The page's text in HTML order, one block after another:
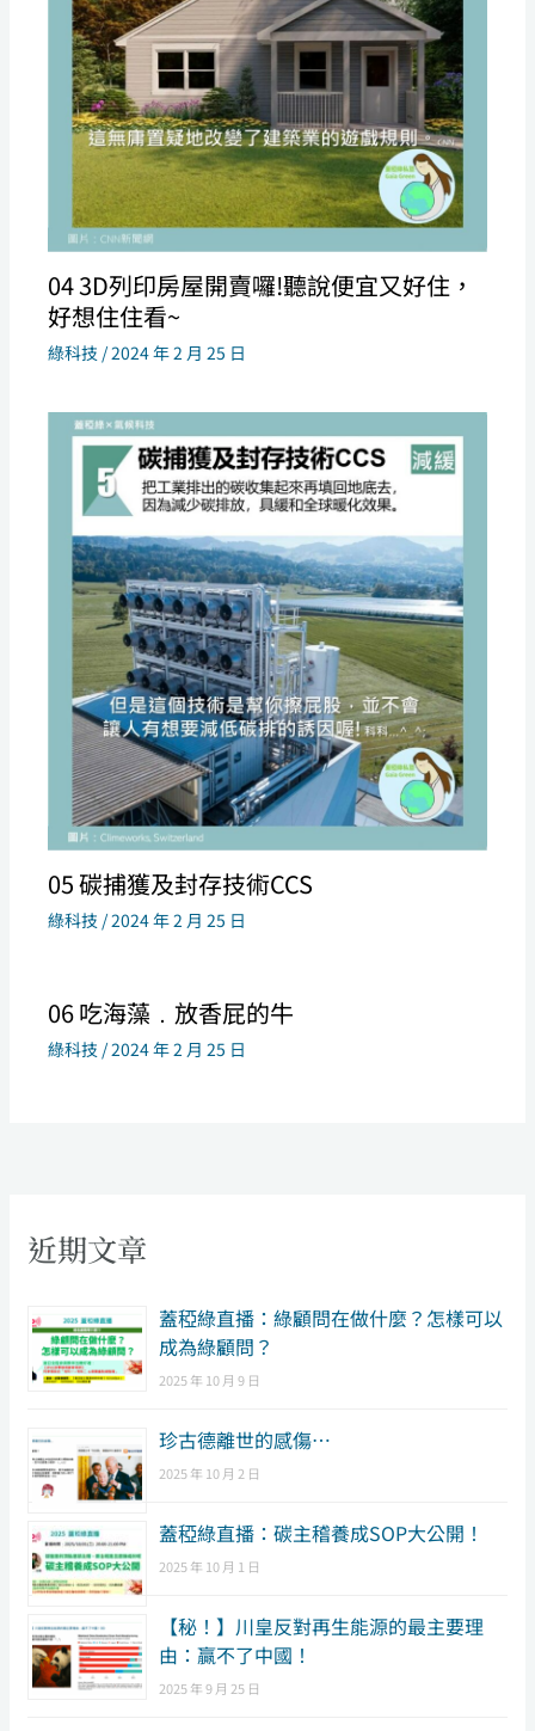
04 3D列印房屋開賣囉!聽說便宜又好住，
好想住住看~
綠科技 /2024 年 2 月 25 日
05 碳捕獲及封存技術CCS
綠科技 /2024 年 2 月 25 日
06 吃海藻﹒放香屁的牛
綠科技 /2024 年 2 月 25 日
近期文章
​蓋稏綠直播：綠顧問在做什麼？怎樣可以
成為綠顧問？
2025 年 10 月 9 日
珍古德離世的感傷…
2025 年 10 月 2 日
蓋稏綠直播：碳主稽養成SOP大公開！
2025 年 10 月 1 日
【秘！】川皇反對再生能源的最主要理
由：贏不了中國！
2025 年 9 月 25 日